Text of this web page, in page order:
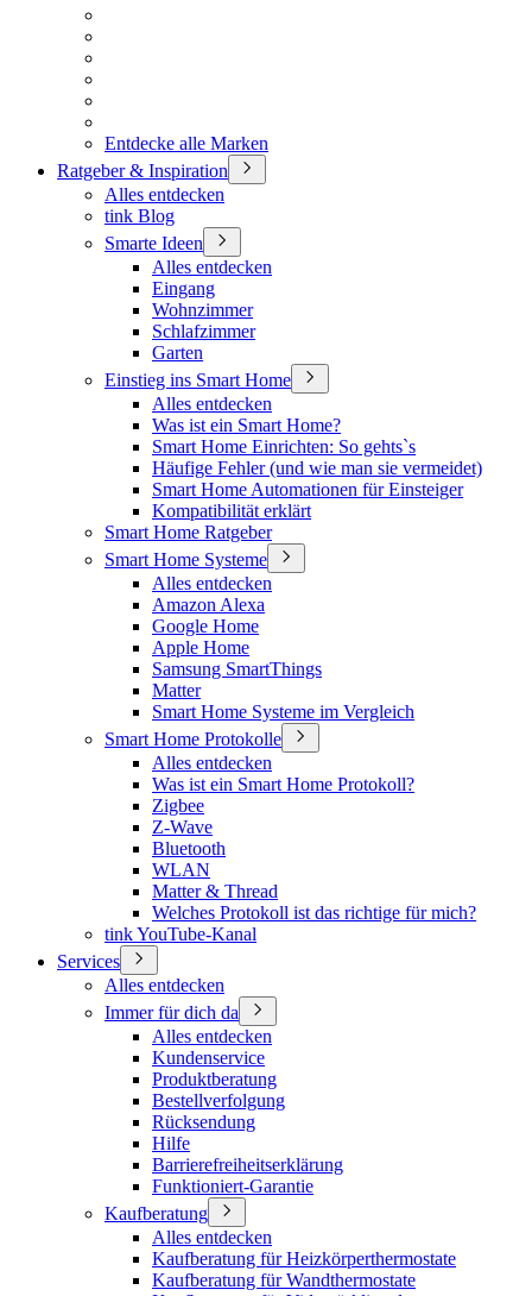
Entdecke alle Marken
Ratgeber & Inspiration
Alles entdecken
tink Blog
Smarte Ideen
Alles entdecken
Eingang
Wohnzimmer
Schlafzimmer
Garten
Einstieg ins Smart Home
Alles entdecken
Was ist ein Smart Home?
Smart Home Einrichten: So gehts`s
Häufige Fehler (und wie man sie vermeidet)
Smart Home Automationen für Einsteiger
Kompatibilität erklärt
Smart Home Ratgeber
Smart Home Systeme
Alles entdecken
Amazon Alexa
Google Home
Apple Home
Samsung SmartThings
Matter
Smart Home Systeme im Vergleich
Smart Home Protokolle
Alles entdecken
Was ist ein Smart Home Protokoll?
Zigbee
Z-Wave
Bluetooth
WLAN
Matter & Thread
Welches Protokoll ist das richtige für mich?
tink YouTube-Kanal
Services
Alles entdecken
Immer für dich da
Alles entdecken
Kundenservice
Produktberatung
Bestellverfolgung
Rücksendung
Hilfe
Barrierefreiheitserklärung
Funktioniert-Garantie
Kaufberatung
Alles entdecken
Kaufberatung für Heizkörperthermostate
Kaufberatung für Wandthermostate